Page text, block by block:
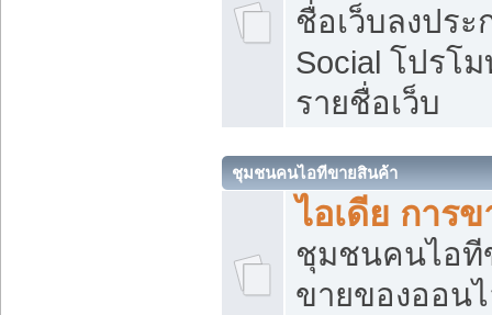
ชื่อเว็บลงปร
Social โปรโ
รายชื่อเว็บ
ชุมชนคนไอทีขายสินค้า
ไอเดีย การ
ชุมชนคนไอที
ขายของออน